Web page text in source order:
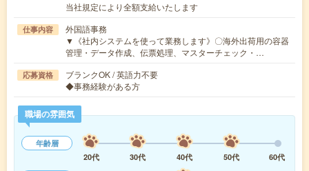
当社規定により全額支給いたします
仕事内容
外国語事務
▼《社内システムを使って業務します》〇海外出荷用の容器
管理・データ作成、伝票処理、マスターチェック・…
応募資格
ブランクOK / 英語力不要
◆事務経験がある方
職場の雰囲気
年齢層
20代
30代 40代 50代
60代